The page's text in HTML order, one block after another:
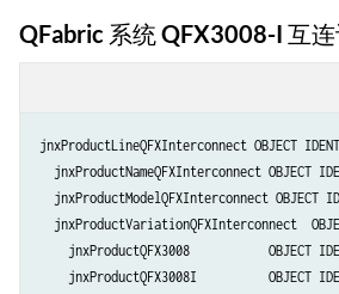
QFabric 系统 QFX3008-I 互
jnxProductLineQFXInterconnect OBJECT
jnxProductNameQFXInterconnect OBJECT
jnxProductModelQFXInterconnect OBJECT
jnxProductVariationQFXInterconnect
jnxProductQFX3008           OBJECT
jnxProductQFX3008I          OBJECT